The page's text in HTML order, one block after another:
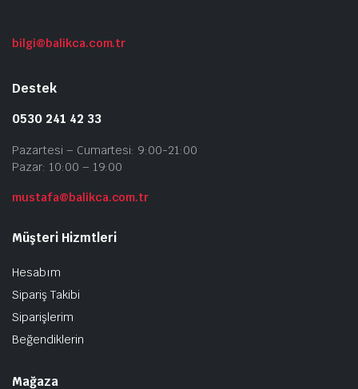
bilgi@balikca.com.tr
Destek
0530 241 42 33
Pazartesi – Cumartesi: 9:00-21:00
Pazar: 10:00 – 19:00
mustafa@balikca.com.tr
Müşteri Hizmtleri
Hesabım
Sipariş Takibi
Siparişlerim
Beğendiklerin
Mağaza